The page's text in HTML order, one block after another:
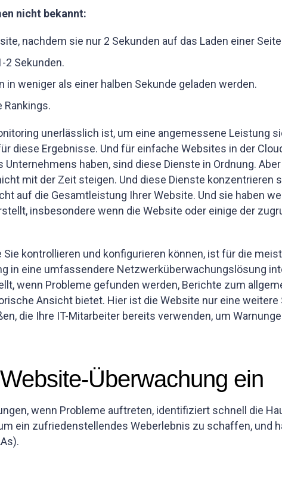
nicht bekannt:
nachdem sie nur 2 Sekunden auf das Laden einer
2 Sekunden.
weniger als einer halben Sekunde geladen werden.
Rankings.
unerlässlich ist, um eine angemessene Leistung
diese Ergebnisse. Und für einfache Websites in der
haben, sind diese Dienste in Ordnung.
mit der Zeit steigen. Und diese Dienste konzentrieren
auf die Gesamtleistung Ihrer Website. Und sie haben
insbesondere wenn die Website oder einige der
kontrollieren und konfigurieren können, ist für die
in eine umfassendere Netzwerküberwachungslösung
wenn Probleme gefunden werden, Berichte zum
Ansicht bietet. Hier ist die Website nur eine weitere
die Ihre IT-Mitarbeiter bereits verwenden, um
Überwachung ein
wenn Probleme auftreten, identifiziert schnell die
ein zufriedenstellendes Weberlebnis zu schaffen, und